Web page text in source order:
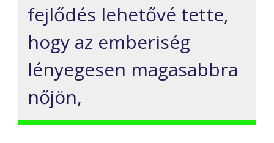
fejlődés lehetővé tette,
hogy az emberiség
lényegesen magasabbra
nőjön,